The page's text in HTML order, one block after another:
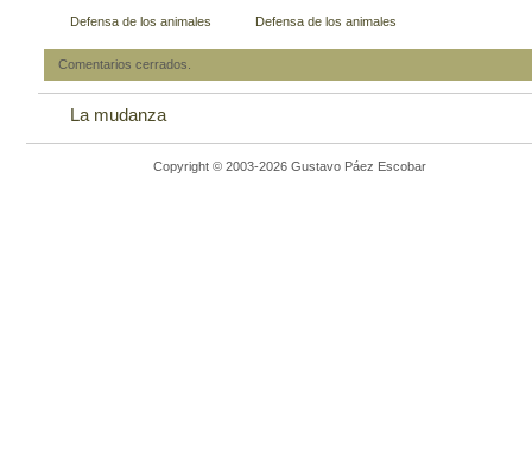
Defensa de los animales Defensa de los animales
Comentarios cerrados.
La mudanza
Copyright © 2003-2026 Gustavo Páez Escobar